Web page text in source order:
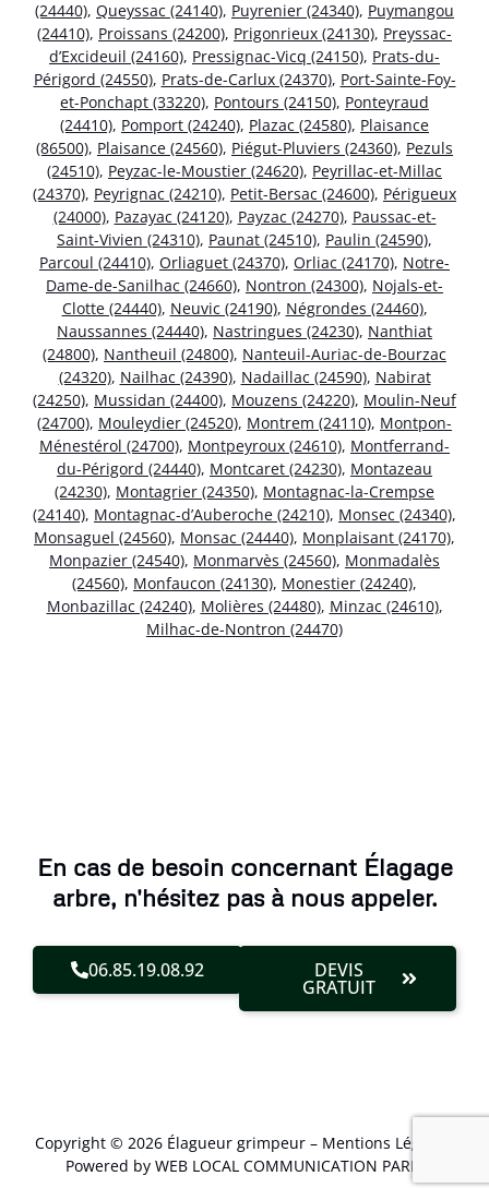
(24440), Queyssac (24140), Puyrenier (24340), Puymangou
(24410), Proissans (24200), Prigonrieux (24130), Preyssac-
d’Excideuil (24160), Pressignac-Vicq (24150), Prats-du-
Périgord (24550), Prats-de-Carlux (24370), Port-Sainte-Foy-
et-Ponchapt (33220), Pontours (24150), Ponteyraud
(24410), Pomport (24240), Plazac (24580), Plaisance
(86500), Plaisance (24560), Piégut-Pluviers (24360), Pezuls
(24510), Peyzac-le-Moustier (24620), Peyrillac-et-Millac
(24370), Peyrignac (24210), Petit-Bersac (24600), Périgueux
(24000), Pazayac (24120), Payzac (24270), Paussac-et-
Saint-Vivien (24310), Paunat (24510), Paulin (24590),
Parcoul (24410), Orliaguet (24370), Orliac (24170), Notre-
Dame-de-Sanilhac (24660), Nontron (24300), Nojals-et-
Clotte (24440), Neuvic (24190), Négrondes (24460),
Naussannes (24440), Nastringues (24230), Nanthiat
(24800), Nantheuil (24800), Nanteuil-Auriac-de-Bourzac
(24320), Nailhac (24390), Nadaillac (24590), Nabirat
(24250), Mussidan (24400), Mouzens (24220), Moulin-Neuf
(24700), Mouleydier (24520), Montrem (24110), Montpon-
Ménestérol (24700), Montpeyroux (24610), Montferrand-
du-Périgord (24440), Montcaret (24230), Montazeau
(24230), Montagrier (24350), Montagnac-la-Crempse
(24140), Montagnac-d’Auberoche (24210), Monsec (24340),
Monsaguel (24560), Monsac (24440), Monplaisant (24170),
Monpazier (24540), Monmarvès (24560), Monmadalès
(24560), Monfaucon (24130), Monestier (24240),
Monbazillac (24240), Molières (24480), Minzac (24610),
Milhac-de-Nontron (24470)
En cas de besoin concernant Élagage
arbre, n'hésitez pas à nous appeler.
06.85.19.08.92 DEVIS
GRATUIT
Copyright © 2026 Élagueur grimpeur – Mentions Légales
Powered by WEB LOCAL COMMUNICATION PARIS